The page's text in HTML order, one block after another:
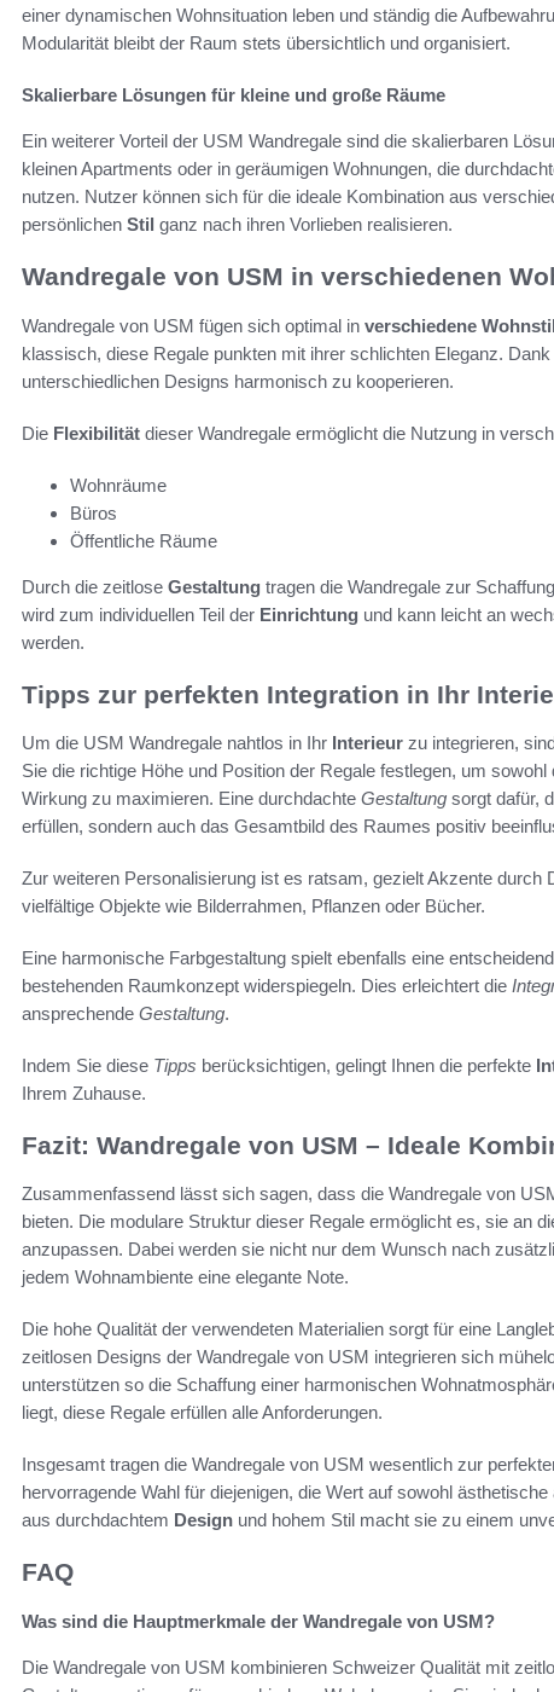
einer dynamischen Wohnsituation leben und ständig die
Modularität bleibt der Raum stets übersichtlich und organisiert.
Skalierbare Lösungen für kleine und große Räume
Ein weiterer Vorteil der USM Wandregale sind die skalierbaren
kleinen Apartments oder in geräumigen Wohnungen, die
nutzen. Nutzer können sich für die ideale Kombination aus
persönlichen Stil ganz nach ihren Vorlieben realisieren.
Wandregale von USM in verschiedenen
Wandregale von USM fügen sich optimal in verschiedene
klassisch, diese Regale punkten mit ihrer schlichten Eleganz.
unterschiedlichen Designs harmonisch zu kooperieren.
Die Flexibilität dieser Wandregale ermöglicht die Nutzung in
Wohnräume
Büros
Öffentliche Räume
Durch die zeitlose Gestaltung tragen die Wandregale zur
wird zum individuellen Teil der Einrichtung und kann leicht an
werden.
Tipps zur perfekten Integration in Ihr
Um die USM Wandregale nahtlos in Ihr Interieur zu integrieren,
Sie die richtige Höhe und Position der Regale festlegen, um
Wirkung zu maximieren. Eine durchdachte Gestaltung sorgt dafür,
erfüllen, sondern auch das Gesamtbild des Raumes positiv
Zur weiteren Personalisierung ist es ratsam, gezielt Akzente
vielfältige Objekte wie Bilderrahmen, Pflanzen oder Bücher.
Eine harmonische Farbgestaltung spielt ebenfalls eine
bestehenden Raumkonzept widerspiegeln. Dies erleichtert die
ansprechende Gestaltung.
Indem Sie diese Tipps berücksichtigen, gelingt Ihnen die perfekte
Ihrem Zuhause.
Fazit: Wandregale von USM – Ideale
Zusammenfassend lässt sich sagen, dass die Wandregale von
bieten. Die modulare Struktur dieser Regale ermöglicht es, sie an
anzupassen. Dabei werden sie nicht nur dem Wunsch nach
jedem Wohnambiente eine elegante Note.
Die hohe Qualität der verwendeten Materialien sorgt für eine
zeitlosen Designs der Wandregale von USM integrieren sich
unterstützen so die Schaffung einer harmonischen
liegt, diese Regale erfüllen alle Anforderungen.
Insgesamt tragen die Wandregale von USM wesentlich zur
hervorragende Wahl für diejenigen, die Wert auf sowohl
aus durchdachtem Design und hohem Stil macht sie zu einem
FAQ
Was sind die Hauptmerkmale der Wandregale von USM?
Die Wandregale von USM kombinieren Schweizer Qualität mit